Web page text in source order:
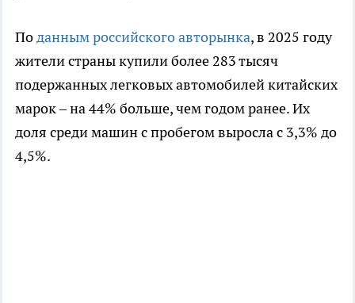
Поданным российского авторынка, в 2025 году
жители страны купили более 283 тысяч
подержанных легковых автомобилей китайских
марок – на 44% больше, чем годом ранее. Их
доля среди машин с пробегом выросла с 3,3% до
4,5%.